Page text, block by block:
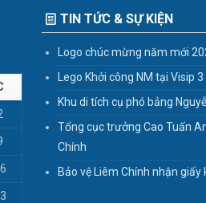
TIN TỨC & SỰ KIỆN
Logo chúc mừng năm mới
Lego Khởi công NM tại Visip
Khu di tích cụ phó bảng
Tổng cục trưởng Cao Tuấn
Chính
Bảo vệ Liêm Chính nhận